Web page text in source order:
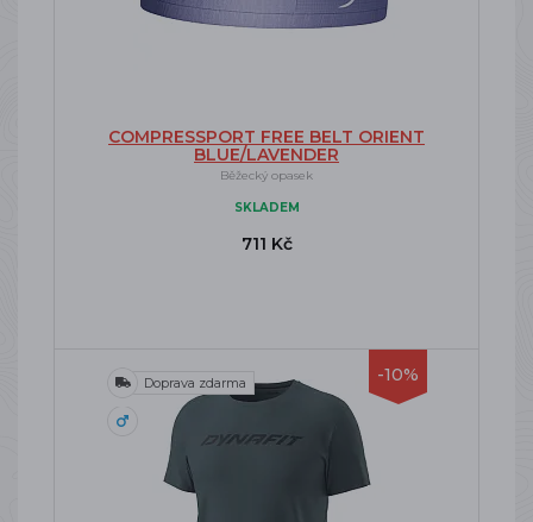
COMPRESSPORT FREE BELT ORIENT
BLUE/LAVENDER
Běžecký opasek
SKLADEM
711 Kč
-10%
Doprava zdarma